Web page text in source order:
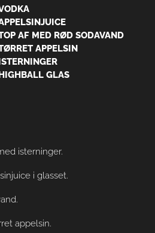
AF MED RØD SODAVAND
APPELSIN
GLAS
isterninger.
i glasset.
appelsin.